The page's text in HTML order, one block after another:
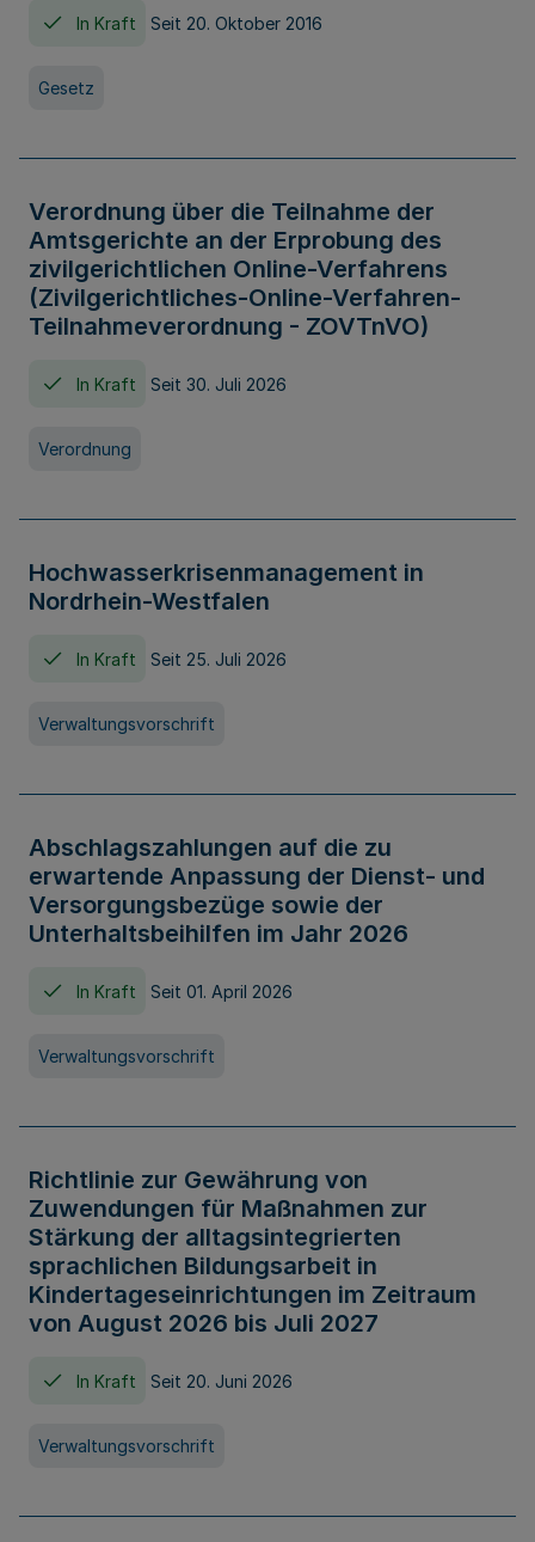
In Kraft Seit 20. Oktober 2016
Gesetz
Verordnung über die Teilnahme der
Amtsgerichte an der Erprobung des
zivilgerichtlichen Online-Verfahrens
(Zivilgerichtliches-Online-Verfahren-
Teilnahmeverordnung - ZOVTnVO)
In Kraft Seit 30. Juli 2026
Verordnung
Hochwasserkrisenmanagement in
Nordrhein-Westfalen
In Kraft Seit 25. Juli 2026
Verwaltungsvorschrift
Abschlagszahlungen auf die zu
erwartende Anpassung der Dienst- und
Versorgungsbezüge sowie der
Unterhaltsbeihilfen im Jahr 2026
In Kraft Seit 01. April 2026
Verwaltungsvorschrift
Richtlinie zur Gewährung von
Zuwendungen für Maßnahmen zur
Stärkung der alltagsintegrierten
sprachlichen Bildungsarbeit in
Kindertageseinrichtungen im Zeitraum
von August 2026 bis Juli 2027
In Kraft Seit 20. Juni 2026
Verwaltungsvorschrift